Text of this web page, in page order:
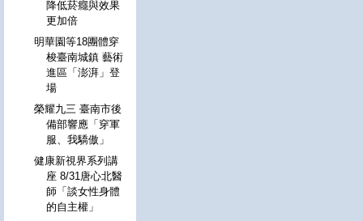
降低菸癮與效果
更加倍
明華園等18團體穿
梭臺南城鎮 藝術
進區「澎湃」登
場
榮耀九三 臺南市後
備部響應「穿軍
服、我驕傲」
健康新視界系列講
座 8/31唐心北醫
師「談女性身體
的自主權」